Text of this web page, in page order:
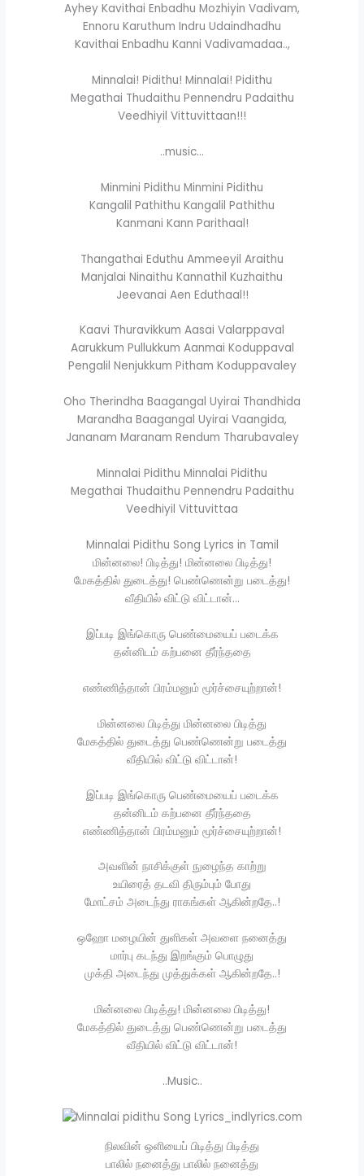
Ayhey Kavithai Enbadhu Mozhiyin Vadivam,
Ennoru Karuthum Indru Udaindhadhu
Kavithai Enbadhu Kanni Vadivamadaa..,
Minnalai! Pidithu! Minnalai! Pidithu
Megathai Thudaithu Pennendru Padaithu
Veedhiyil Vittuvittaan!!!
..music…
Minmini Pidithu Minmini Pidithu
Kangalil Pathithu Kangalil Pathithu
Kanmani Kann Parithaal!
Thangathai Eduthu Ammeeyil Araithu
Manjalai Ninaithu Kannathil Kuzhaithu
Jeevanai Aen Eduthaal!!
Kaavi Thuravikkum Aasai Valarppaval
Aarukkum Pullukkum Aanmai Koduppaval
Pengalil Nenjukkum Pitham Koduppavaley
Oho Therindha Baagangal Uyirai Thandhida
Marandha Baagangal Uyirai Vaangida,
Jananam Maranam Rendum Tharubavaley
Minnalai Pidithu Minnalai Pidithu
Megathai Thudaithu Pennendru Padaithu
Veedhiyil Vittuvittaa
Minnalai Pidithu Song Lyrics in Tamil
மின்னலை! பிடித்து! மின்னலை பிடித்து!
மேகத்தில் துடைத்து! பெண்ணென்று படைத்து!
வீதியில் விட்டு விட்டான்…
இப்படி இங்கொரு பெண்மையைப் படைக்க
தன்னிடம் கற்பனை தீர்ந்ததை
எண்ணித்தான் பிரம்மனும் மூர்ச்சையுற்றான்!
மின்னலை பிடித்து மின்னலை பிடித்து
மேகத்தில் துடைத்து பெண்ணென்று படைத்து
வீதியில் விட்டு விட்டான்!
இப்படி இங்கொரு பெண்மையைப் படைக்க
தன்னிடம் கற்பனை தீர்ந்ததை
எண்ணித்தான் பிரம்மனும் மூர்ச்சையுற்றான்!
அவளின் நாசிக்குள் நுழைந்த காற்று
உயிரைத் தடவி திரும்பும் போது
மோட்சம் அடைந்து ராகங்கள் ஆகின்றதே..!
ஒஹோ மழையின் துளிகள் அவளை நனைத்து
மார்பு கடந்து இறங்கும் பொழுது
முக்தி அடைந்து முத்துக்கள் ஆகின்றதே..!
மின்னலை பிடித்து! மின்னலை பிடித்து!
மேகத்தில் துடைத்து பெண்ணென்று படைத்து
வீதியில் விட்டு விட்டான்!
..Music..
நிலவின் ஒளியைப் பிடித்து பிடித்து
பாலில் நனைத்து பாலில் நனைத்து